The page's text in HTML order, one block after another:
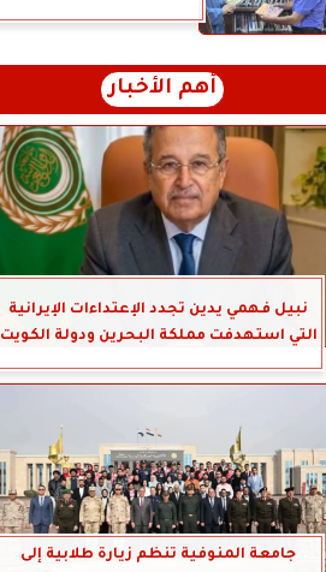
أهم الأخبار
نبيل فهمي يدين تجدد الإعتداءات الإيرانية
التي استهدفت مملكة البحرين ودولة الكويت
جامعة المنوفية تنظم زيارة طلابية إلى